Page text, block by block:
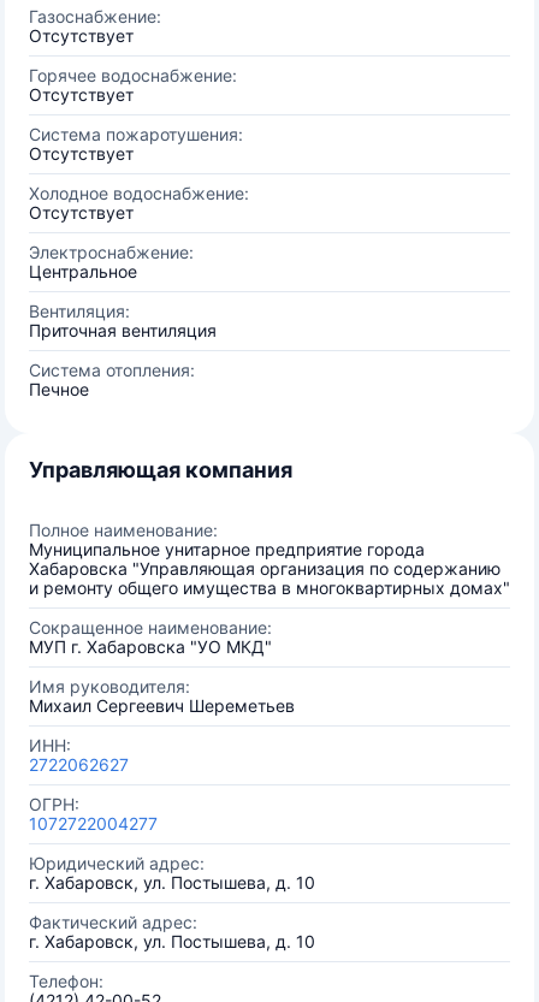
Газоснабжение:
Отсутствует
Горячее водоснабжение:
Отсутствует
Система пожаротушения:
Отсутствует
Холодное водоснабжение:
Отсутствует
Электроснабжение:
Центральное
Вентиляция:
Приточная вентиляция
Система отопления:
Печное
Управляющая компания
Полное наименование:
Муниципальное унитарное предприятие города
Хабаровска "Управляющая организация по содержанию
и ремонту общего имущества в многоквартирных домах"
Сокращенное наименование:
МУП г. Хабаровска "УО МКД"
Имя руководителя:
Михаил Сергеевич Шереметьев
ИНН:
2722062627
ОГРН:
1072722004277
Юридический адрес:
г. Хабаровск, ул. Постышева, д. 10
Фактический адрес:
г. Хабаровск, ул. Постышева, д. 10
Телефон: